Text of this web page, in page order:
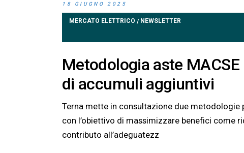
18 GIUGNO 2025
MERCATO ELETTRICO / NEWSLETTER
Metodologia aste
di accumuli aggiuntivi
Terna mette in consultazione due
con l’obiettivo di massimizzare benefici come
contributo all’adeguatezz